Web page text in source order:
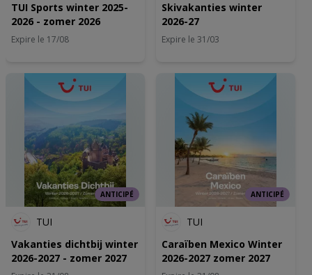
TUI Sports winter 2025-
2026 - zomer 2026
Expire le 17/08
Skivakanties winter
2026-27
Expire le 31/03
ANTICIPÉ
TUI
Vakanties dichtbij winter
2026-2027 - zomer 2027
ANTICIPÉ
TUI
Caraïben Mexico Winter
2026-2027 zomer 2027